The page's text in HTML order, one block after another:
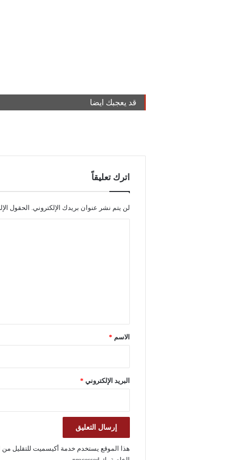
قد يعجبك ايضا
اترك تعليقاً
لن يتم نشر عنوان بريدك الإلكتروني. الحقول
*الاسم *
البريد الإلكتروني *
هذا الموقع يستخدم خدمة أكيسميت للتقليل من